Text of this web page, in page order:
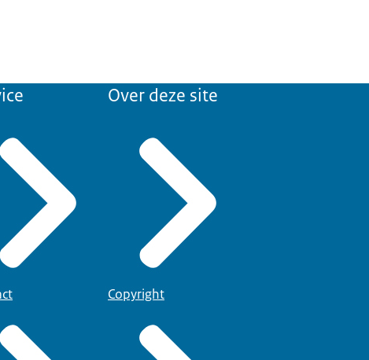
Over deze site
Copyright